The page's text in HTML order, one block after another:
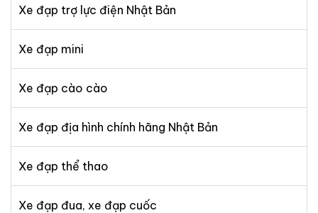
Xe đạp trợ lực điện Nhật Bản
Xe đạp mini
Xe đạp cào cào
Xe đạp địa hình chính hãng Nhật Bản
Xe đạp thể thao
Xe đạp đua, xe đạp cuốc